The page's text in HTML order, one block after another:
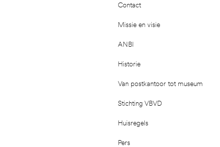
Contact
Missie en visie
ANBI
Historie
Van postkantoor tot museum
Stichting VBVD
Huisregels
Pers